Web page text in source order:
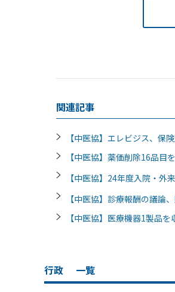
関連記事
【中医協】エレビジス、
【中医協】薬価削除16品
【中医協】24年度入院・
【中医協】診療報酬の議
【中医協】医療機器1製品を
行政 一覧